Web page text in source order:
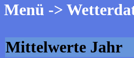
Menü ->
Mittelwerte Jahr